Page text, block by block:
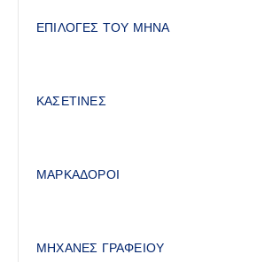
ΕΠΙΛΟΓΕΣ ΤΟΥ ΜΗΝΑ
ΚΑΣΕΤΙΝΕΣ
ΜΑΡΚΑΔΟΡΟΙ
ΜΗΧΑΝΕΣ ΓΡΑΦΕΙΟΥ